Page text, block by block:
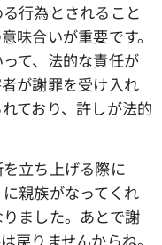
行為とされること
味合いが重要です。
て、法的な責任が
が謝罪を受け入れ
ており、許しが法的
立ち上げる際に
親族がなってくれ
ました。あとで謝
戻りませんからね。